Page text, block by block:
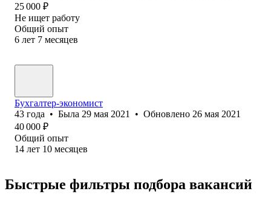
25 000 ₽
Не ищет работу
Общий опыт
6 лет 7 месяцев
Бухгалтер-экономист
43 года • Была 29 мая 2021 • Обновлено 26 мая 2021
40 000 ₽
Общий опыт
14 лет 10 месяцев
Быстрые фильтры подбора вакансий